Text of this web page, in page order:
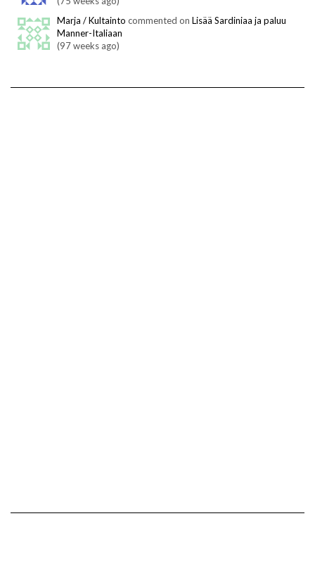
Marja / Kultainto commented on Lisää Sardiniaa ja paluu
Manner-Italiaan
(97 weeks ago)